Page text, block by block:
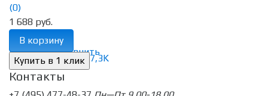
избранное сравнить
(0)
1 688 руб.
В корзину
Контакты